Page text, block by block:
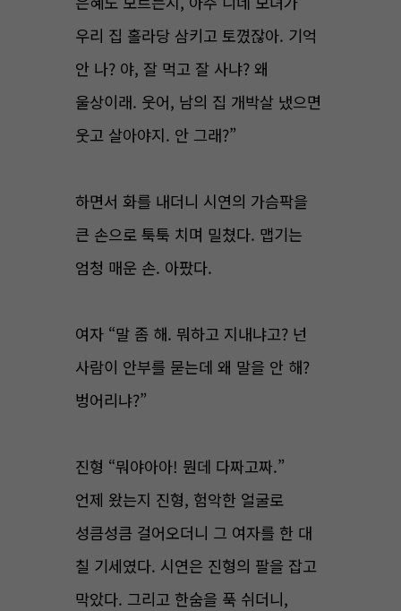
우리 집 홀라당 삼키고 토꼈잖아. 기억
안 나? 야, 잘 먹고 잘 사냐? 왜
울상이래. 웃어, 남의 집 개박살 냈으면
웃고 살아야지. 안 그래?”
하면서 화를 내더니 시연의 가슴팍을
큰 손으로 툭툭 치며 밀쳤다. 맵기는
엄청 매운 손. 아팠다.
여자 “말 좀 해. 뭐하고 지내냐고? 넌
사람이 안부를 묻는데 왜 말을 안 해?
벙어리냐?”
진형 “뭐야아아! 뭔데 다짜고짜.”
언제 왔는지 진형, 험악한 얼굴로
성큼성큼 걸어오더니 그 여자를 한 대
칠 기세였다. 시연은 진형의 팔을 잡고
막았다. 그리고 한숨을 푹 쉬더니,